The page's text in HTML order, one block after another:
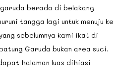
berada di belakang
tangga lagi untuk menuju ke
sebelumnya kami ikat di
Garuda bukan area suci.
halaman luas dihiasi